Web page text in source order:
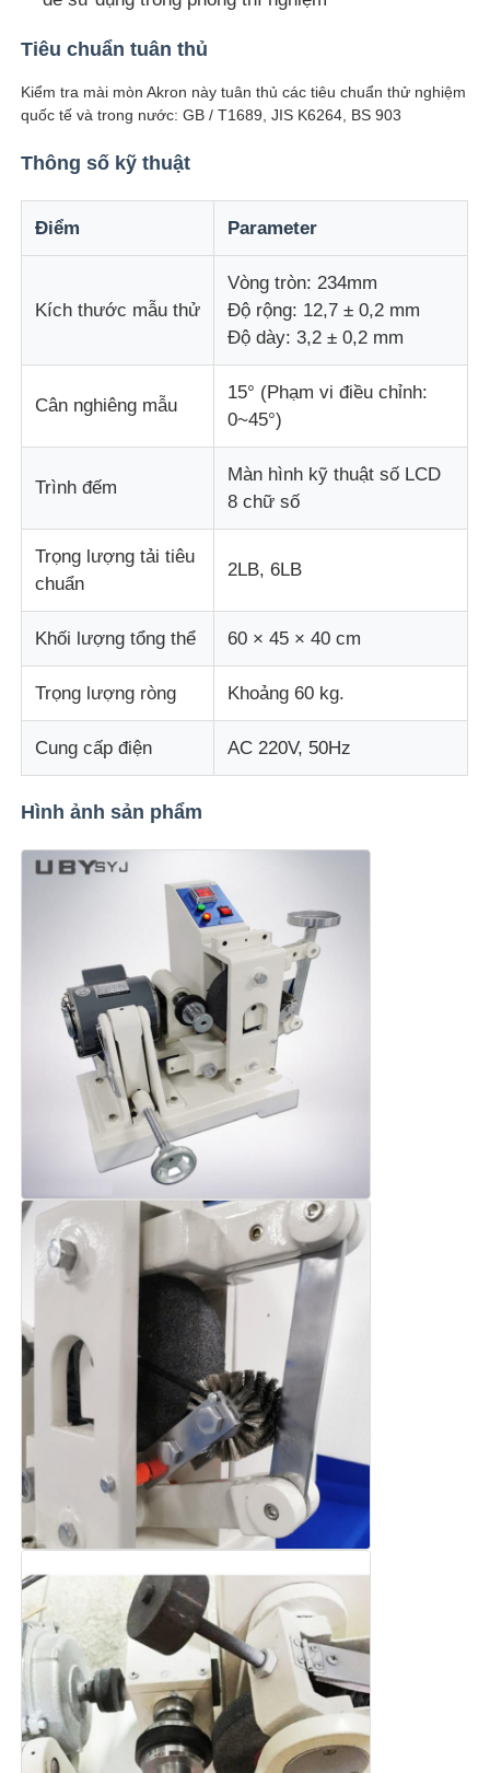
Máy kiểm tra tác động
Máy thử abrasion
thiết bị kiểm tra cao su
Thiết bị thử nghiệm vật liệu xây dựng
Thiết bị thử nghiệm bao bì
Thiết bị thử nghiệm chất dán
Bộ điều khiển nhiệt độ và độ ẩm
máy đo độ cứng
Tiêu chuẩn tuân thủ
Kiểm tra mài mòn Akron này tuân thủ các tiêu chuẩn thử nghiệm
quốc tế và trong nước: GB / T1689, JIS K6264, BS 903
Thông số kỹ thuật
Điểm Parameter
Kích thước mẫu thử
Vòng tròn: 234mm
Độ rộng: 12,7 ± 0,2 mm
Độ dày: 3,2 ± 0,2 mm
Cân nghiêng mẫu
15° (Phạm vi điều chỉnh:
0~45°)
Trình đếm
Màn hình kỹ thuật số LCD
8 chữ số
Trọng lượng tải tiêu
chuẩn
2LB, 6LB
Khối lượng tổng thể 60 × 45 × 40 cm
Trọng lượng ròng Khoảng 60 kg.
Cung cấp điện AC 220V, 50Hz
Hình ảnh sản phẩm